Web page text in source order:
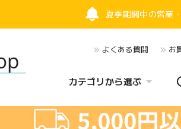
夏季期間中の営業
よくある質問 お
カテゴリから選ぶ